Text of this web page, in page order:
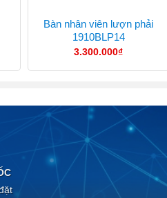
Bàn nhân viên lượn phải
1910BLP14
3.300.000₫